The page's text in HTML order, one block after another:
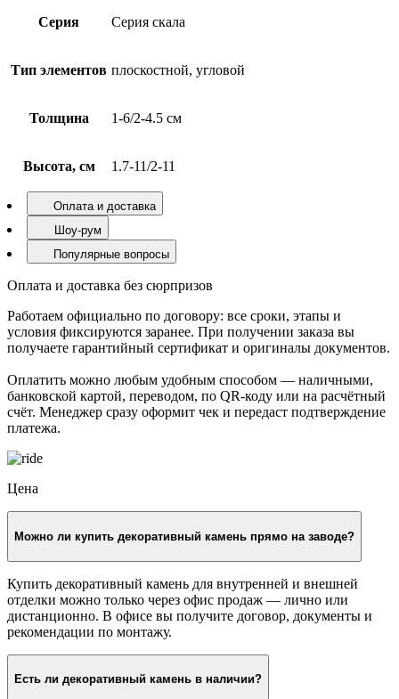
Серия Серия скала
Тип элементов плоскостной, угловой
Толщина 1-6/2-4.5 см
Высота, см 1.7-11/2-11
Оплата и доставка
Шоу-рум
Популярные вопросы
Оплата и доставка без сюрпризов
Работаем официально по договору: все сроки, этапы и
условия фиксируются заранее. При получении заказа вы
получаете гарантийный сертификат и оригиналы документов.
Оплатить можно любым удобным способом — наличными,
банковской картой, переводом, по QR-коду или на расчётный
счёт. Менеджер сразу оформит чек и передаст подтверждение
платежа.
Цена
Можно ли купить декоративный камень прямо на заводе?
Купить декоративный камень для внутренней и внешней
отделки можно только через офис продаж — лично или
дистанционно. В офисе вы получите договор, документы и
рекомендации по монтажу.
Есть ли декоративный камень в наличии?